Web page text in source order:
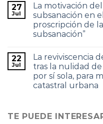
27
Jul
La motivación
subsanación en
proscripción de
subsanación”
22
Jul
La reviviscencia
tras la nulidad
por sí sola, para
catastral urbana
TE PUEDE